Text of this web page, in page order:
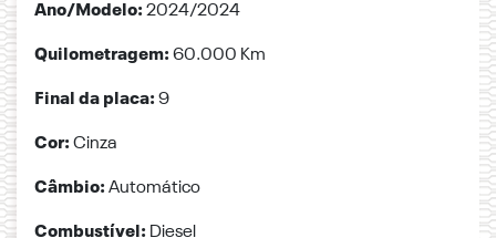
Ano/Modelo:2024/2024
Quilometragem:60.000 Km
Final da placa:9
Cor:Cinza
Câmbio:Automático
Combustível: Diesel